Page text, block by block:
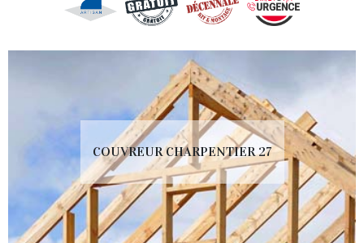
COUVREUR CHARPENTIER 27